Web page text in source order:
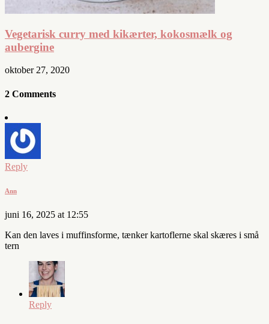
Vegetarisk curry med kikærter, kokosmælk og
aubergine
oktober 27, 2020
2 Comments
Reply
Ann
juni 16, 2025 at 12:55
Kan den laves i muffinsforme, tænker kartoflerne skal skæres i små
tern
Reply